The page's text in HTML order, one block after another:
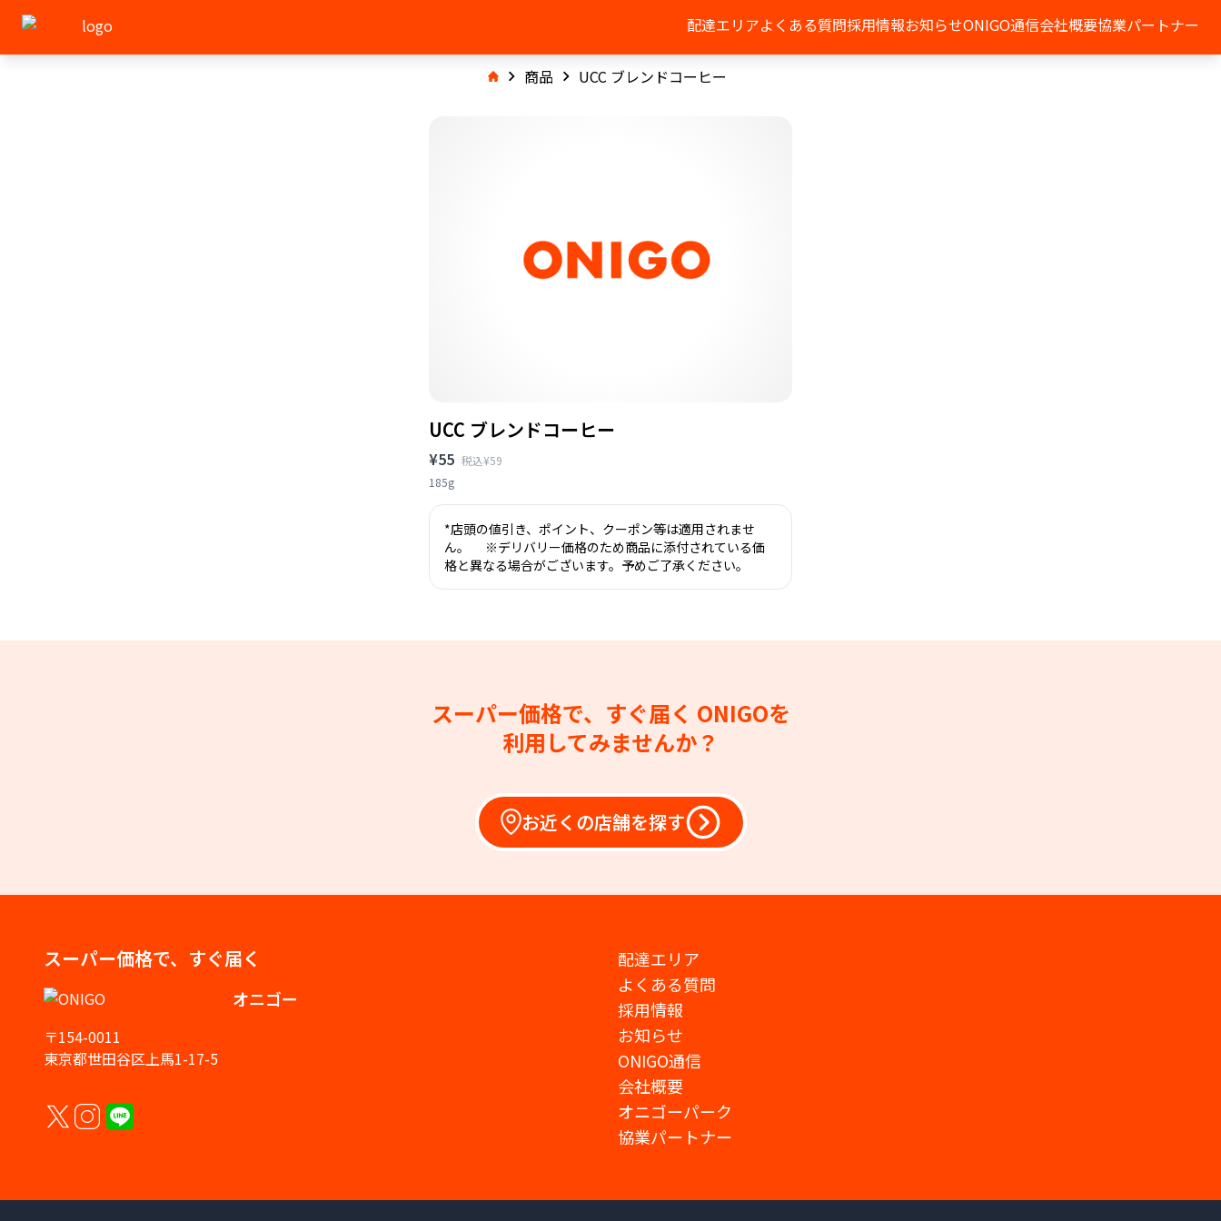
配達エリアよくある質問採用情報お知らせONIGO通信会社概要協業パートナー
商品 UCC ブレンドコーヒー
UCC ブレンドコーヒー
¥55 税込¥59
185g
*店頭の値引き、ポイント、クーポン等は適用されませ
ん。 ※デリバリー価格のため商品に添付されている価
格と異なる場合がございます。予めご了承ください。
スーパー価格で、すぐ届く ONIGOを
利用してみませんか？
お近くの店舗を探す
スーパー価格で、すぐ届く
オニゴー
〒154-0011
東京都世田谷区上馬1-17-5
配達エリア
よくある質問
採用情報
お知らせ
ONIGO通信
会社概要
オニゴーパーク
協業パートナー